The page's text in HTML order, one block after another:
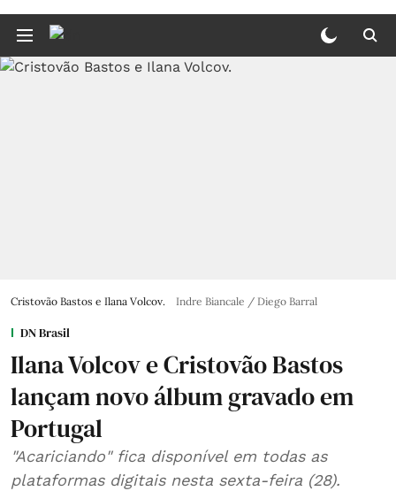
Cristovão Bastos e Ilana Volcov. Indre Biancale / Diego Barral
DN Brasil
Ilana Volcov e Cristovão Bastos
lançam novo álbum gravado em
Portugal
"Acariciando" fica disponível em todas as
plataformas digitais nesta sexta-feira (28).